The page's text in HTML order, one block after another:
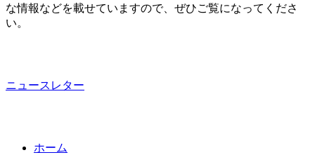
な情報などを載せていますので、ぜひご覧になってくださ
い。
ニュースレター
ホーム